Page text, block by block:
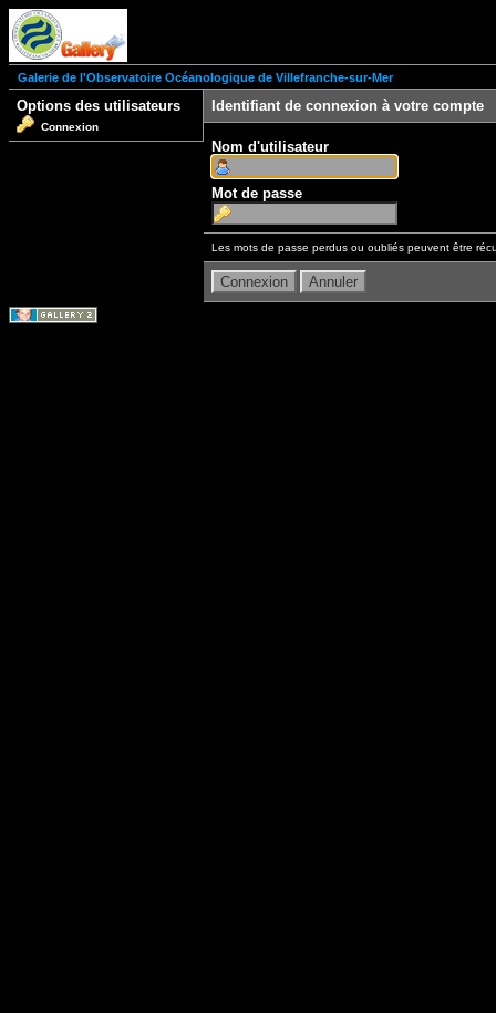
Galerie de l'Observatoire Océanologique de Villefranche-sur-Mer
Options des utilisateurs
Connexion
Identifiant de connexion à votre compte
Nom d'utilisateur
Mot de passe
Les mots de passe perdus ou oubliés peuvent être